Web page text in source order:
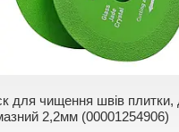
для чищення швів плитки,
2,2мм (00001254906)